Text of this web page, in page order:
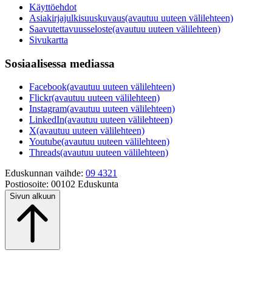
Käyttöehdot
Asiakirjajulkisuuskuvaus(avautuu uuteen välilehteen)
Saavutettavuusseloste(avautuu uuteen välilehteen)
Sivukartta
Sosiaalisessa mediassa
Facebook(avautuu uuteen välilehteen)
Flickr(avautuu uuteen välilehteen)
Instagram(avautuu uuteen välilehteen)
LinkedIn(avautuu uuteen välilehteen)
X(avautuu uuteen välilehteen)
Youtube(avautuu uuteen välilehteen)
Threads(avautuu uuteen välilehteen)
Eduskunnan vaihde: 09 4321
Postiosoite: 00102 Eduskunta
Sivun alkuun